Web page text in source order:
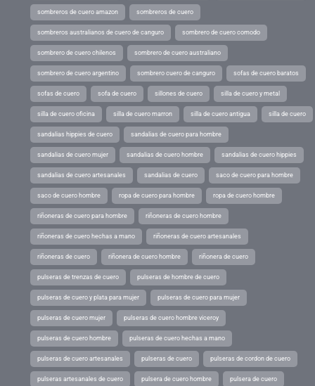
sombreros de cuero amazon sombreros de cuero
sombreros australianos de cuero de canguro sombrero de cuero comodo
sombrero de cuero chilenos sombrero de cuero australiano
sombrero de cuero argentino sombrero cuero de canguro sofas de cuero baratos
sofas de cuero sofa de cuero sillones de cuero silla de cuero y metal
silla de cuero oficina silla de cuero marron silla de cuero antigua silla de cuero
sandalias hippies de cuero sandalias de cuero para hombre
sandalias de cuero mujer sandalias de cuero hombre sandalias de cuero hippies
sandalias de cuero artesanales sandalias de cuero saco de cuero para hombre
saco de cuero hombre ropa de cuero para hombre ropa de cuero hombre
riñoneras de cuero para hombre riñoneras de cuero hombre
riñoneras de cuero hechas a mano riñoneras de cuero artesanales
riñoneras de cuero riñonera de cuero hombre riñonera de cuero
pulseras de trenzas de cuero pulseras de hombre de cuero
pulseras de cuero y plata para mujer pulseras de cuero para mujer
pulseras de cuero mujer pulseras de cuero hombre viceroy
pulseras de cuero hombre pulseras de cuero hechas a mano
pulseras de cuero artesanales pulseras de cuero pulseras de cordon de cuero
pulseras artesanales de cuero pulsera de cuero hombre pulsera de cuero